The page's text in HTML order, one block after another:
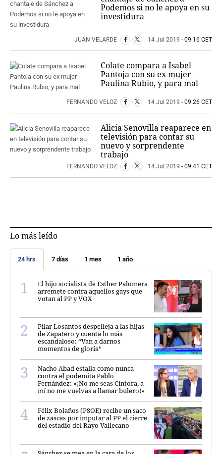
Podemos si no le apoya en su
investidura
JUAN VELARDE 14 Jul 2019 - 09:16 CET
Colate compara a Isabel
Pantoja con su ex mujer
Paulina Rubio, y para mal
FERNANDO VELOZ 14 Jul 2019 - 09:26 CET
Alicia Senovilla reaparece en
televisión para contar su
nuevo y sorprendente
trabajo
FERNANDO VELOZ 14 Jul 2019 - 09:41 CET
Lo más leído
24 hrs 7 días 1 mes 1 año
El hijo socialista de Esther Palomera
arremete contra aquellos gays que
votan al PP y VOX
Pilar Losantos despelleja a las hijas
de Zapatero y cuenta lo más
escandaloso: “Van a darnos
momentos de gloria”
Nacho Abad estalla como nunca
contra el podemita Pablo
Fernández: «¡No me seas Cintora, a
mí no me vuelvas a llamar bulero!»
Félix Bolaños (PSOE) recibe un saco
de zascas por imputar al PP el cierre
del estadio del Rayo Vallecano